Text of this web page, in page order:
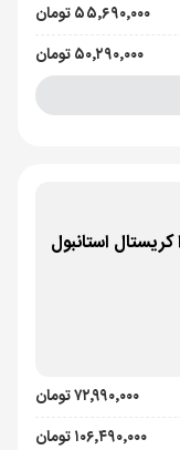
۵۵٬۶۹۰٬۰۰۰ تومان
۵۰٬۲۹۰٬۰۰۰ تومان
کریستال استانبول
۷۲٬۹۹۰٬۰۰۰ تومان
۱۰۶٬۴۹۰٬۰۰۰ تومان